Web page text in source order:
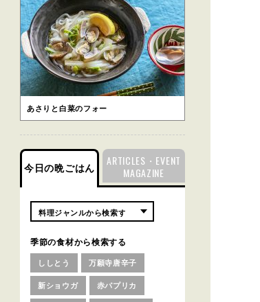
あさりと白菜のフォー
今日の晩ごはん
ARTICLES・EVENT
MAGAZINE
季節の食材から検索する
ししとう 万願寺唐辛子
新ショウガ 赤パプリカ